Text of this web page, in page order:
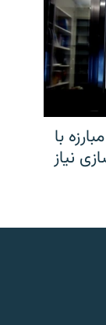
با
نیاز